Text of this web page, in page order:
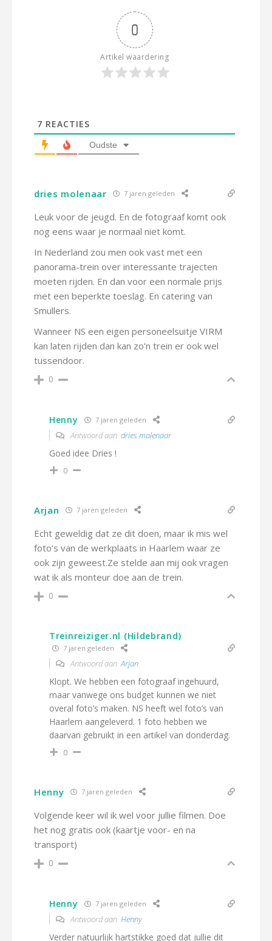
0
Artikel waardering
7 REACTIES
Oudste
dries molenaar 7 jaren geleden
Leuk voor de jeugd. En de fotograaf komt ook
nog eens waar je normaal niet komt.
In Nederland zou men ook vast met een
panorama-trein over interessante trajecten
moeten rijden. En dan voor een normale prijs
met een beperkte toeslag. En catering van
Smullers.
Wanneer NS een eigen personeelsuitje VIRM
kan laten rijden dan kan zo’n trein er ook wel
tussendoor.
0
Henny 7 jaren geleden
Antwoord aan dries molenaar
Goed idee Dries !
0
Arjan 7 jaren geleden
Echt geweldig dat ze dit doen, maar ik mis wel
foto’s van de werkplaats in Haarlem waar ze
ook zijn geweest.Ze stelde aan mij ook vragen
wat ik als monteur doe aan de trein.
0
Treinreiziger.nl (Hildebrand)
7 jaren geleden
Antwoord aanArjan
Klopt. We hebben een fotograaf ingehuurd,
maar vanwege ons budget kunnen we niet
overal foto’s maken. NS heeft wel foto’s van
Haarlem aangeleverd. 1 foto hebben we
daarvan gebruikt in een artikel van donderdag.
0
Henny 7 jaren geleden
Volgende keer wil ik wel voor jullie filmen. Doe
het nog gratis ook (kaartje voor- en na
transport)
0
Henny 7 jaren geleden
Antwoord aan Henny
Verder natuurlijk hartstikke goed dat jullie dit